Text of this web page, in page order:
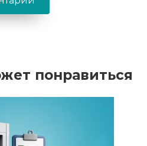
понравиться